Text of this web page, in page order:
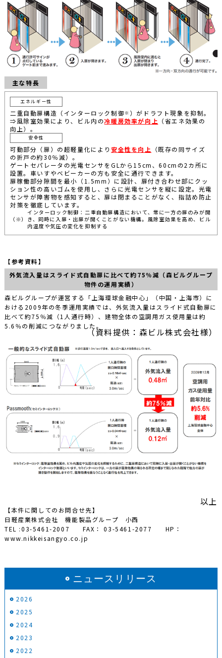
主な特長
エネルギー性
二重自動扉構造（インターロック制御※ ）がドラフト現象を抑制。
⇒風除室効果により、ビル内の冷暖房効率が向上 （省エネ効果の
向上）。
安全性
可動部分（扉）の超軽量化により 安全性を向上
（既存の同サイズ
の折戸の約30％減）。
ゲートセパレータの光電センサをGLから15cm、60cmの2カ所に
設置。車いすやベビーカーの方も安全に通行できます。
扉稼働部分隙間を最小（1.5mm）に設計、扉付き合わせ部にクッ
ション性の高いゴムを使用し、さらに光電センサを縦に設定。光電
センサが障害物を感知すると、扉は閉まることがなく、指詰め防止
対策を徹底しています。
（※）
インターロック制御：二重自動扉構造において、常に一方の扉のみが開
き、同時に入扉・出扉が開くことがない機構。風除室効果を高め、ビル
内温度や気圧の変化を抑制する
【参考資料】
外気流入量はスライド式自動扉に比べて約75％減（森ビルグループ
物件の運用実績）
森ビルグループが運営する「上海環球金融中心」（中国・上海市）に
おける2009年の冬季運用実績では、外気流入量はスライド式自動扉に
比べて約75％減（1人通行時）、建物全体の空調用ガス使用量は約
5.6％の削減につながりました。
（資料提供：森ビル株式会社様）
以上
【本件に関してのお問合せ先】
日軽産業株式会社 機能製品グループ 小西
TEL :03-5461-2007 FAX： 03-5461-2077 HP：
www.nikkeisangyo.co.jp
ニュースリリース
2026
2025
2024
2023
2022